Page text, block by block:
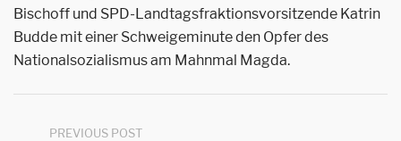
Bischoff und SPD-Landtagsfraktionsvorsitzende Katrin
Budde mit einer Schweigeminute den Opfer des
Nationalsozialismus am Mahnmal Magda.
PREVIOUS POST